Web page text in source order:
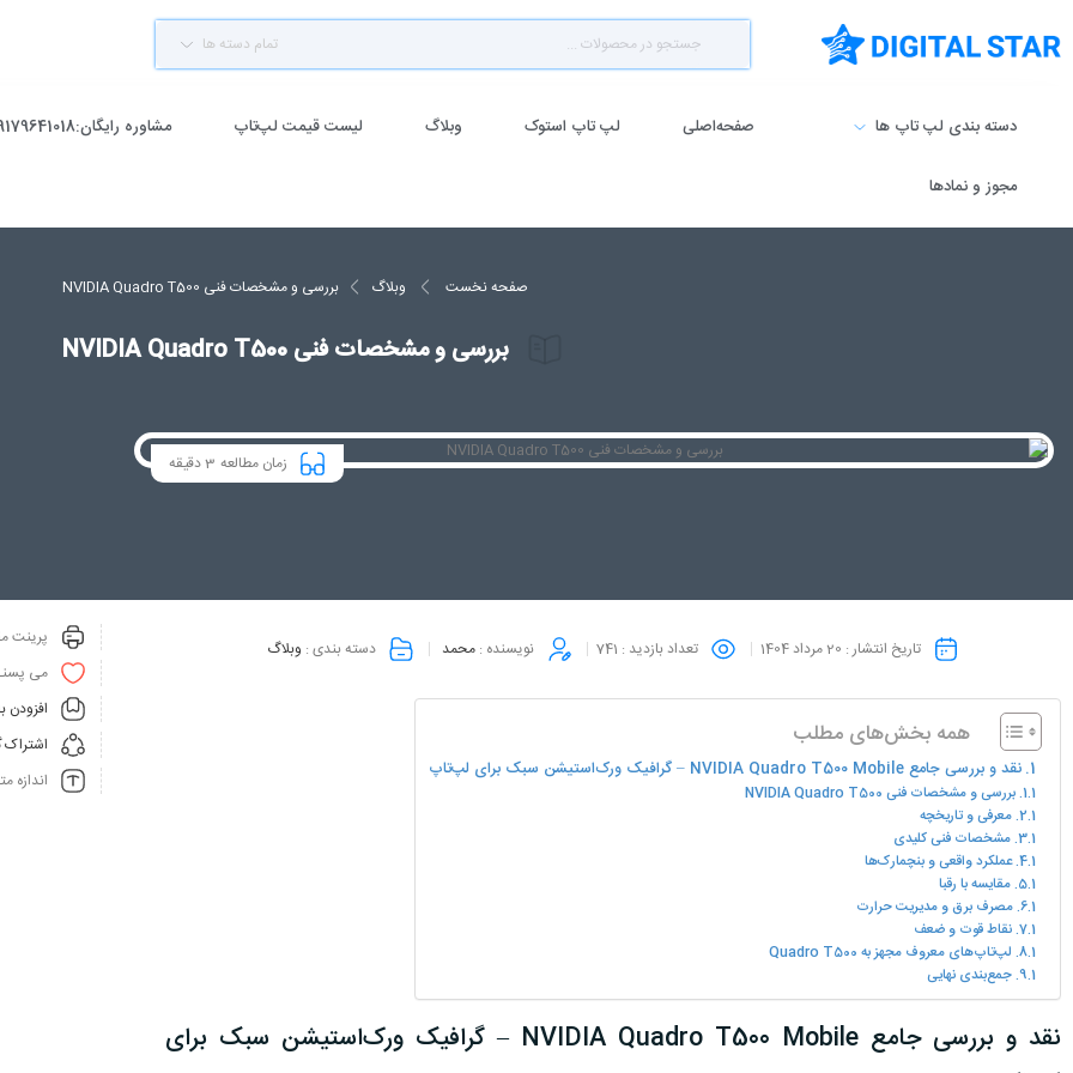
تمام دسته ها
دسته بندی لپ تاپ ها صفحه‌اصلی لپ تاپ استوک وبلاگ لیست قیمت لپ‌تاپ مشاوره رایگان:09179641018
مجوز و نمادها
صفحه نخست وبلاگ بررسی و مشخصات فنی NVIDIA Quadro T500
بررسی و مشخصات فنی NVIDIA Quadro T500
زمان مطالعه 3دقیقه
تاریخ انتشار : 20 مرداد 1404 تعداد بازدید : 741 نویسنده : محمد دسته بندی : وبلاگ
پرینت
می
افزودن
اشتراک
اندازه
همه بخش‌های مطلب
نقد و بررسی جامع NVIDIA Quadro T500 Mobile – گرافیک ورک‌استیشن سبک برای لپ‌تاپ
بررسی و مشخصات فنی NVIDIA Quadro T500
معرفی و تاریخچه
مشخصات فنی کلیدی
عملکرد واقعی و بنچمارک‌ها
مقایسه با رقبا
مصرف برق و مدیریت حرارت
نقاط قوت و ضعف
لپ‌تاپ‌های معروف مجهز به Quadro T500
جمع‌بندی نهایی
نقد و بررسی جامع NVIDIA Quadro T500 Mobile – گرافیک ورک‌استیشن سبک برای